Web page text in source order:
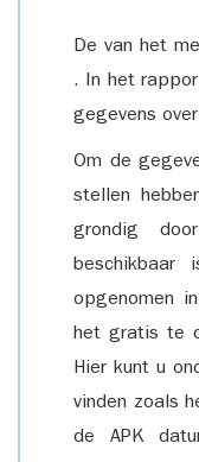
De van het
. In het
gegevens
Om de
stellen
grondig
beschikbaar
opgenomen
het gratis te
Hier kunt u
vinden zoals
de APK